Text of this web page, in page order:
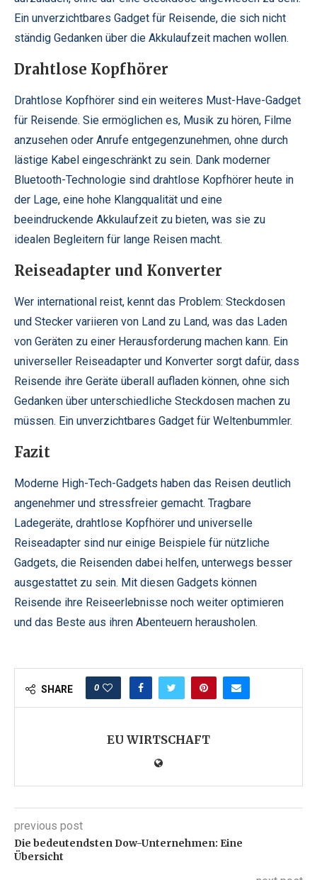
Ein unverzichtbares Gadget für Reisende, die sich nicht
ständig Gedanken über die Akkulaufzeit machen wollen.
Drahtlose Kopfhörer
Drahtlose Kopfhörer sind ein weiteres Must-Have-Gadget
für Reisende. Sie ermöglichen es, Musik zu hören, Filme
anzusehen oder Anrufe entgegenzunehmen, ohne durch
lästige Kabel eingeschränkt zu sein. Dank moderner
Bluetooth-Technologie sind drahtlose Kopfhörer heute in
der Lage, eine hohe Klangqualität und eine
beeindruckende Akkulaufzeit zu bieten, was sie zu
idealen Begleitern für lange Reisen macht.
Reiseadapter und Konverter
Wer international reist, kennt das Problem: Steckdosen
und Stecker variieren von Land zu Land, was das Laden
von Geräten zu einer Herausforderung machen kann. Ein
universeller Reiseadapter und Konverter sorgt dafür, dass
Reisende ihre Geräte überall aufladen können, ohne sich
Gedanken über unterschiedliche Steckdosen machen zu
müssen. Ein unverzichtbares Gadget für Weltenbummler.
Fazit
Moderne High-Tech-Gadgets haben das Reisen deutlich
angenehmer und stressfreier gemacht. Tragbare
Ladegeräte, drahtlose Kopfhörer und universelle
Reiseadapter sind nur einige Beispiele für nützliche
Gadgets, die Reisenden dabei helfen, unterwegs besser
ausgestattet zu sein. Mit diesen Gadgets können
Reisende ihre Reiseerlebnisse noch weiter optimieren
und das Beste aus ihren Abenteuern herausholen.
SHARE 0
EU WIRTSCHAFT
previous post
Die bedeutendsten Dow-Unternehmen: Eine
Übersicht